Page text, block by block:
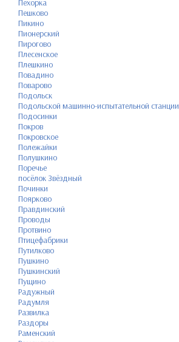
Пехорка
Пешково
Пикино
Пионерский
Пирогово
Плесенское
Плешкино
Повадино
Поварово
Подольск
Подольской машинно-испытательной станции
Подосинки
Покров
Покровское
Полежайки
Полушкино
Поречье
посёлок Звёздный
Починки
Поярково
Правдинский
Проводы
Протвино
Птицефабрики
Путилково
Пушкино
Пушкинский
Пущино
Радужный
Радумля
Развилка
Раздоры
Раменский